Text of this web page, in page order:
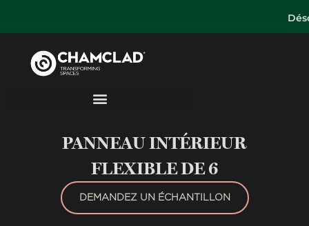
PANNEAU INTÉRIEUR
FLEXIBLE DE 6
DEMANDEZ UN ÉCHANTILLON